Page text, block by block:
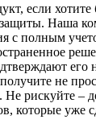
если хотите
Наша
с полным
не
Не рискуйте –
которые уже